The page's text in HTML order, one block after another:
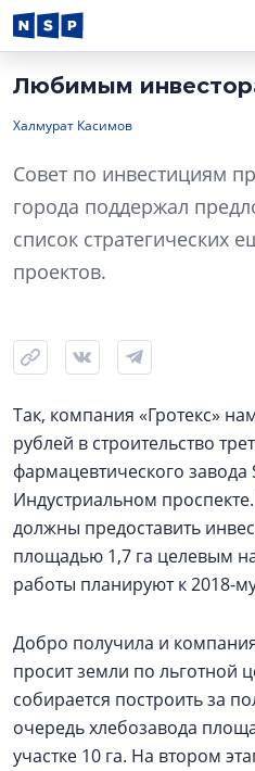
Любимым
Халмурат Касимов
Совет по инвестициям
города поддержал
список стратегических
проектов.
Так, компания «Гротекс»
рублей в строительство
фармацевтического
Индустриальном
должны предоставить
площадью 1,7 га целевым
работы планируют к 2018-
Добро получила и
просит земли по льготной
собирается построить за
очередь хлебозавода
участке 10 га. На втором